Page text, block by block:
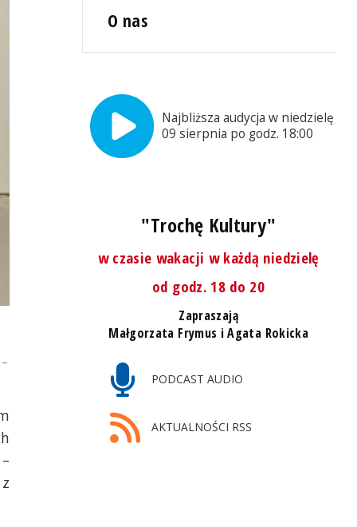
O nas
Najbliższa audycja w niedzielę,
09 sierpnia po godz. 18:00
"Trochę Kultury"
w czasie wakacji w każdą niedzielę
od godz. 18 do 20
Zapraszają
Małgorzata Frymus i Agata Rokicka
PODCAST AUDIO
AKTUALNOŚCI RSS